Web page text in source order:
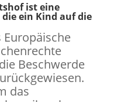
ist eine
ein Kind auf die
Beschwerde
das